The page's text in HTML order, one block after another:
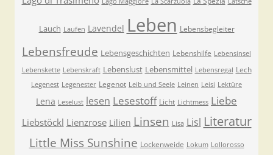
Lauch Laufen Lavendel Leben Lebensbegleiter
Lebensfreude Lebensgeschichten Lebenshilfe Lebensinsel
Lebenskette Lebenskraft Lebenslust Lebensmittel Lebensregal Lech
Legenest Legenester Legenot Leib und Seele Leinen Leisi Lektüre
Lena Leselust lesen Lesestoff Licht Lichtmess Liebe
Liebstöckl Lienzrose Lilien Linsen Lisa Lisl Literatur
Little Miss Sunshine Lockenweide Lokum Lollorosso